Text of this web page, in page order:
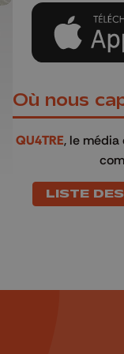
Où nous
QU4TRE, le
LISTE